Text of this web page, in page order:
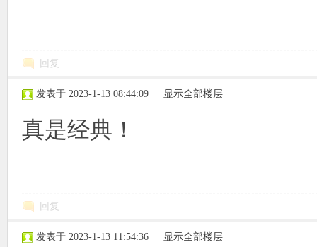
回复
发表于 2023-1-13 08:44:09 显示全部楼层
真是经典！
回复
发表于 2023-1-13 11:54:36 显示全部楼层